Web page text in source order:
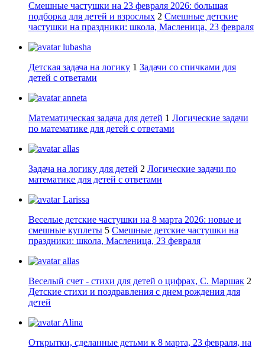
Смешные частушки на 23 февраля 2026: большая
подборка для детей и взрослых 2 Смешные детские
частушки на праздники: школа, Масленица, 23 февраля
lubasha
Детская задача на логику 1 Задачи со спичками для
детей с ответами
anneta
Математическая задача для детей 1 Логические задачи
по математике для детей с ответами
allas
Задача на логику для детей 2 Логические задачи по
математике для детей с ответами
Larissa
Веселые детские частушки на 8 марта 2026: новые и
смешные куплеты 5 Смешные детские частушки на
праздники: школа, Масленица, 23 февраля
allas
Веселый счет - стихи для детей о цифрах, С. Маршак 2
Детские стихи и поздравления с днем рождения для
детей
Alina
Открытки, сделанные детьми к 8 марта, 23 февраля, на